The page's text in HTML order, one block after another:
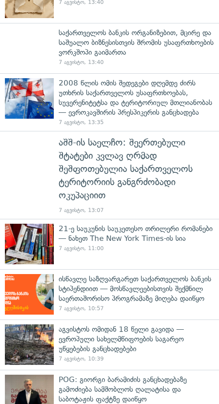
7 აგვისტო, 13:40
საქართველოს ბანკის ორგანიზებით, მცირე და
საშუალო ბიზნესისთვის შრომის უსაფრთხოების
ვორკშოპი გაიმართა
7 აგვისტო, 13:40
2008 წლის ომის შედეგები დღემდე ძირს
უთხრის საქართველოს უსაფრთხოებას,
სუვერენიტეტსა და ტერიტორიულ მთლიანობას
— ევროკავშირის პრესპიკერის განცხადება
7 აგვისტო, 13:35
აშშ-ის საელჩო: შეერთებული
შტატები კვლავ ღრმად
შეშფოთებულია საქართველოს
ტერიტორიის განგრძობადი
ოკუპაციით
7 აგვისტო, 13:07
21-ე საუკუნის საუკეთესო თრილერი რომანები
— ნახეთ The New York Times-ის სია
7 აგვისტო, 11:00
ისწავლე საზღვარგარეთ საქართველოს ბანკის
სტიპენდიით — მოსწავლეებისთვის შექმნილ
საერთაშორისო პროგრამაზე მიღება დაიწყო
7 აგვისტო, 10:57
აგვისტოს ომიდან 18 წელი გავიდა —
ევროპული სახელმწიფოების საგარეო
უწყებების განცხადებები
7 აგვისტო, 10:39
POG: გიორგი ბარამიძის განცხადებაზე
გამოძიება სამშობლოს ღალატისა და
საბოტაჟის ფაქტზე დაიწყო